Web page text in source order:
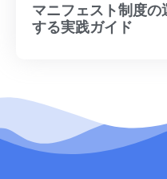
マニフェスト制度
する実践ガイド